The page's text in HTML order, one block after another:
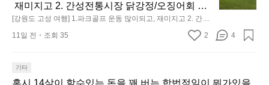
재미지고 2. 간성전통시장 닭강정/오징어회 맛
나고 3. 동해 앞바다 모듬회 기가막히고 4. 모듬
곱창 쏘주한잔 혀를 내두르고 5. 썬셋에 취하고
[강원도 고성 여행] 1.파크골프 운동 많이되고, 재미지고 2. 간성
전통시장 닭강정/오징어회 맛나고 3. 동해 앞바다 모듬회 기가막
히고 4. 모듬곱창 쏘주한잔 혀를 내두르고 5. 썬셋에 취하고 ~
도
성
여
파
11일 전 조회 35 2 4
기타
혹시 14살이 할수있는 돈을 꽤 버는 합법적일이 뭐가있을